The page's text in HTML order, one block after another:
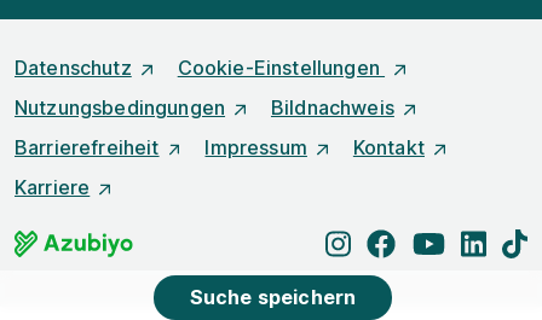
Suche speichern
Datenschutz
Cookie-Einstellungen
Nutzungsbedingungen
Bildnachweis
Barrierefreiheit
Impressum
Kontakt
Karriere
instagram
facebookyoutube